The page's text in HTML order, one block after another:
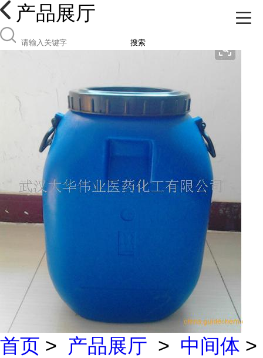
产品展厅
搜索
首页 > 产品展厅 > 中间体 >